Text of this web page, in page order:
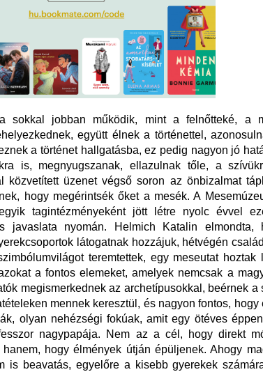
sokkal jobban működik, mint a felnőtteké, a
együtt élnek a történettel,
a történet hallgatásba, ez pedig nagyon jó
is, megnyugszanak, ellazulnak tőle, a
közvetített üzenet végső soron az önbizalmat
hogy megérintsék őket a mesék. A
tagintézményeként jött létre nyolc évvel
javaslata nyomán. Helmich Katalin elmondta,
látogatnak hozzájuk, hétvégén
teremtettek, egy meseutat hoztak
a fontos elemeket, amelyek nemcsak a
megismerkednek az archetípusokkal, beérnek a
mennek keresztül, és nagyon fontos, hogy
olyan nehézségi fokúak, amit egy ötéves
nagypapája. Nem az a cél, hogy direkt
hanem, hogy élmények útján épüljenek. Ahogy
is beavatás, egyelőre a kisebb gyerekek